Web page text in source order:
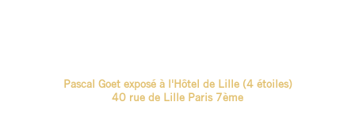
Pascal Goet exposé à l'Hôtel de Lille (4 étoiles)
40 rue de Lille Paris 7ème